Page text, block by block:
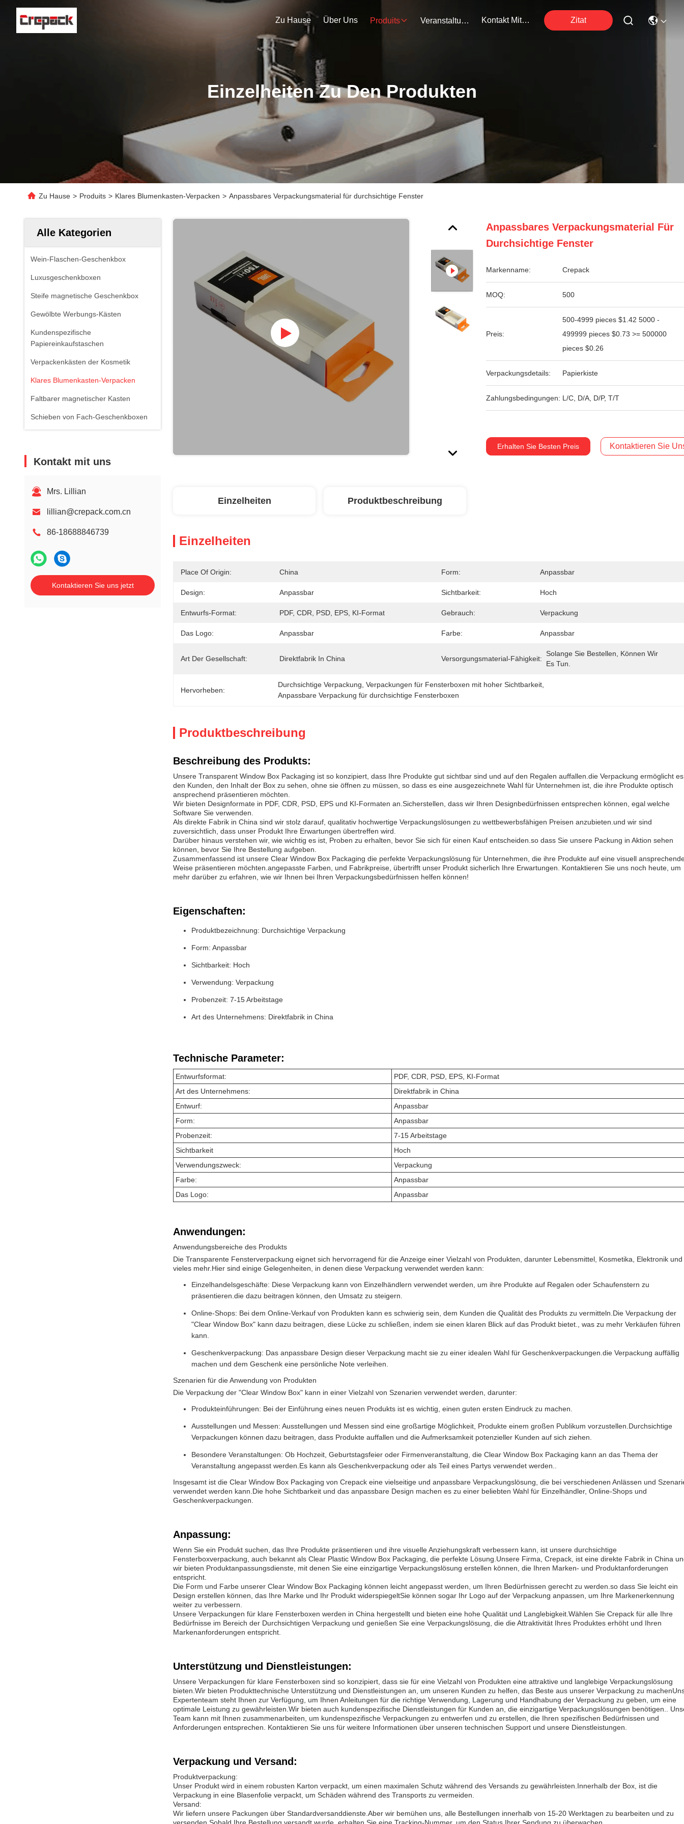
Zu Hause Über Uns Produits Veranstaltungen Kontakt Mit Uns Zitat
Einzelheiten Zu Den Produkten
Zu Hause > Produits > Klares Blumenkasten-Verpacken > Anpassbares Verpackungsmaterial für durchsichtige Fenster
Alle Kategorien
Wein-Flaschen-Geschenkbox
Luxusgeschenkboxen
Steife magnetische Geschenkbox
Gewölbte Werbungs-Kästen
Kundenspezifische
Papiereinkaufstaschen
Verpackenkästen der Kosmetik
Klares Blumenkasten-Verpacken
Faltbarer magnetischer Kasten
Schieben von Fach-Geschenkboxen
Kontakt mit uns
Mrs. Lillian
lillian@crepack.com.cn
86-18688846739
Kontaktieren Sie uns jetzt
Anpassbares Verpackungsmaterial Für
Durchsichtige Fenster
Markenname: Crepack
MOQ: 500
Preis:
500-4999 pieces $1.42 5000 -
499999 pieces $0.73 >= 500000
pieces $0.26
Verpackungsdetails: Papierkiste
Zahlungsbedingungen: L/C, D/A, D/P, T/T
Erhalten Sie Besten Preis Kontaktieren Sie
Einzelheiten Produktbeschreibung
Einzelheiten
Place Of Origin: China Form: Anpassbar
Design: Anpassbar Sichtbarkeit: Hoch
Entwurfs-Format: PDF, CDR, PSD, EPS, KI-Format Gebrauch: Verpackung
Das Logo: Anpassbar Farbe: Anpassbar
Art Der Gesellschaft: Direktfabrik In China Versorgungsmaterial-Fähigkeit:
Solange Sie Bestellen, Können Wir
Es Tun.
Hervorheben:
Durchsichtige Verpackung , Verpackungen für Fensterboxen mit hoher Sichtbarkeit
Anpassbare Verpackung für durchsichtige Fensterboxen
Produktbeschreibung
Beschreibung des Produkts:
Unsere Transparent Window Box Packaging ist so konzipiert, dass Ihre Produkte gut sichtbar sind und auf den Regalen auffallen.die Verpackung ermöglicht es
den Kunden, den Inhalt der Box zu sehen, ohne sie öffnen zu müssen, so dass es eine ausgezeichnete Wahl für Unternehmen ist, die ihre Produkte optisch
ansprechend präsentieren möchten.
Wir bieten Designformate in PDF, CDR, PSD, EPS und KI-Formaten an.Sicherstellen, dass wir Ihren Designbedürfnissen entsprechen können, egal welche
Software Sie verwenden.
Als direkte Fabrik in China sind wir stolz darauf, qualitativ hochwertige Verpackungslösungen zu wettbewerbsfähigen Preisen anzubieten.und wir sind
zuversichtlich, dass unser Produkt Ihre Erwartungen übertreffen wird.
Darüber hinaus verstehen wir, wie wichtig es ist, Proben zu erhalten, bevor Sie sich für einen Kauf entscheiden.so dass Sie unsere Packung in Aktion sehen
können, bevor Sie Ihre Bestellung aufgeben.
Zusammenfassend ist unsere Clear Window Box Packaging die perfekte Verpackungslösung für Unternehmen, die ihre Produkte auf eine visuell
Weise präsentieren möchten.angepasste Farben, und Fabrikpreise, übertrifft unser Produkt sicherlich Ihre Erwartungen. Kontaktieren Sie uns noch heute, um
mehr darüber zu erfahren, wie wir Ihnen bei Ihren Verpackungsbedürfnissen helfen können!
Eigenschaften:
Produktbezeichnung: Durchsichtige Verpackung
Form: Anpassbar
Sichtbarkeit: Hoch
Verwendung: Verpackung
Probenzeit: 7-15 Arbeitstage
Art des Unternehmens: Direktfabrik in China
Technische Parameter:
Entwurfsformat:
PDF, CDR, PSD, EPS, KI-Format
Art des Unternehmens:
Direktfabrik in China
Entwurf:
Anpassbar
Form:
Anpassbar
Probenzeit:
7-15 Arbeitstage
Sichtbarkeit
Hoch
Verwendungszweck:
Verpackung
Farbe:
Anpassbar
Das Logo:
Anpassbar
Anwendungen:
Anwendungsbereiche des Produkts
Die Transparente Fensterverpackung eignet sich hervorragend für die Anzeige einer Vielzahl von Produkten, darunter Lebensmittel, Kosmetika, Elektronik und
vieles mehr.Hier sind einige Gelegenheiten, in denen diese Verpackung verwendet werden kann:
Einzelhandelsgeschäfte: Diese Verpackung kann von Einzelhändlern verwendet werden, um ihre Produkte auf Regalen oder Schaufenstern zu
präsentieren.die dazu beitragen können, den Umsatz zu steigern.
Online-Shops: Bei dem Online-Verkauf von Produkten kann es schwierig sein, dem Kunden die Qualität des Produkts zu vermitteln.Die Verpackung der
"Clear Window Box" kann dazu beitragen, diese Lücke zu schließen, indem sie einen klaren Blick auf das Produkt bietet., was zu mehr Verkäufen führen
kann.
Geschenkverpackung: Das anpassbare Design dieser Verpackung macht sie zu einer idealen Wahl für Geschenkverpackungen.die Verpackung auffällig
machen und dem Geschenk eine persönliche Note verleihen.
Szenarien für die Anwendung von Produkten
Die Verpackung der "Clear Window Box" kann in einer Vielzahl von Szenarien verwendet werden, darunter:
Produkteinführungen: Bei der Einführung eines neuen Produkts ist es wichtig, einen guten ersten Eindruck zu machen.
Ausstellungen und Messen: Ausstellungen und Messen sind eine großartige Möglichkeit, Produkte einem großen Publikum vorzustellen.Durchsichtige
Verpackungen können dazu beitragen, dass Produkte auffallen und die Aufmerksamkeit potenzieller Kunden auf sich ziehen.
Besondere Veranstaltungen: Ob Hochzeit, Geburtstagsfeier oder Firmenveranstaltung, die Clear Window Box Packaging kann an das Thema der
Veranstaltung angepasst werden.Es kann als Geschenkverpackung oder als Teil eines Partys verwendet werden..
Insgesamt ist die Clear Window Box Packaging von Crepack eine vielseitige und anpassbare Verpackungslösung, die bei verschiedenen Anlässen und
verwendet werden kann.Die hohe Sichtbarkeit und das anpassbare Design machen es zu einer beliebten Wahl für Einzelhändler, Online-Shops und
Geschenkverpackungen.
Anpassung:
Wenn Sie ein Produkt suchen, das Ihre Produkte präsentieren und ihre visuelle Anziehungskraft verbessern kann, ist unsere durchsichtige
Fensterboxverpackung, auch bekannt als Clear Plastic Window Box Packaging, die perfekte Lösung.Unsere Firma, Crepack, ist eine direkte Fabrik in China
wir bieten Produktanpassungsdienste, mit denen Sie eine einzigartige Verpackungslösung erstellen können, die Ihren Marken- und Produktanforderungen
entspricht.
Die Form und Farbe unserer Clear Window Box Packaging können leicht angepasst werden, um Ihren Bedürfnissen gerecht zu werden.so dass Sie leicht ein
Design erstellen können, das Ihre Marke und Ihr Produkt widerspiegeltSie können sogar Ihr Logo auf der Verpackung anpassen, um Ihre Markenerkennung
weiter zu verbessern.
Unsere Verpackungen für klare Fensterboxen werden in China hergestellt und bieten eine hohe Qualität und Langlebigkeit.Wählen Sie Crepack für alle Ihre
Bedürfnisse im Bereich der Durchsichtigen Verpackung und genießen Sie eine Verpackungslösung, die die Attraktivität Ihres Produktes erhöht und Ihren
Markenanforderungen entspricht.
Unterstützung und Dienstleistungen:
Unsere Verpackungen für klare Fensterboxen sind so konzipiert, dass sie für eine Vielzahl von Produkten eine attraktive und langlebige Verpackungslösung
bieten.Wir bieten Produkttechnische Unterstützung und Dienstleistungen an, um unseren Kunden zu helfen, das Beste aus unserer Verpackung zu
Expertenteam steht Ihnen zur Verfügung, um Ihnen Anleitungen für die richtige Verwendung, Lagerung und Handhabung der Verpackung zu geben, um eine
optimale Leistung zu gewährleisten.Wir bieten auch kundenspezifische Dienstleistungen für Kunden an, die einzigartige Verpackungslösungen benötigen..
Team kann mit Ihnen zusammenarbeiten, um kundenspezifische Verpackungen zu entwerfen und zu erstellen, die Ihren spezifischen Bedürfnissen und
Anforderungen entsprechen. Kontaktieren Sie uns für weitere Informationen über unseren technischen Support und unsere Dienstleistungen.
Verpackung und Versand:
Produktverpackung:
Unser Produkt wird in einem robusten Karton verpackt, um einen maximalen Schutz während des Versands zu gewährleisten.Innerhalb der Box, ist die
Verpackung in eine Blasenfolie verpackt, um Schäden während des Transports zu vermeiden.
Versand:
Wir liefern unsere Packungen über Standardversanddienste.Aber wir bemühen uns, alle Bestellungen innerhalb von 15-20 Werktagen zu bearbeiten und zu